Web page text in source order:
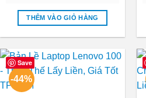
là:
₫750,000.
tại
₫350,000.
THÊM VÀO GIỎ HÀNG
Save
-44%